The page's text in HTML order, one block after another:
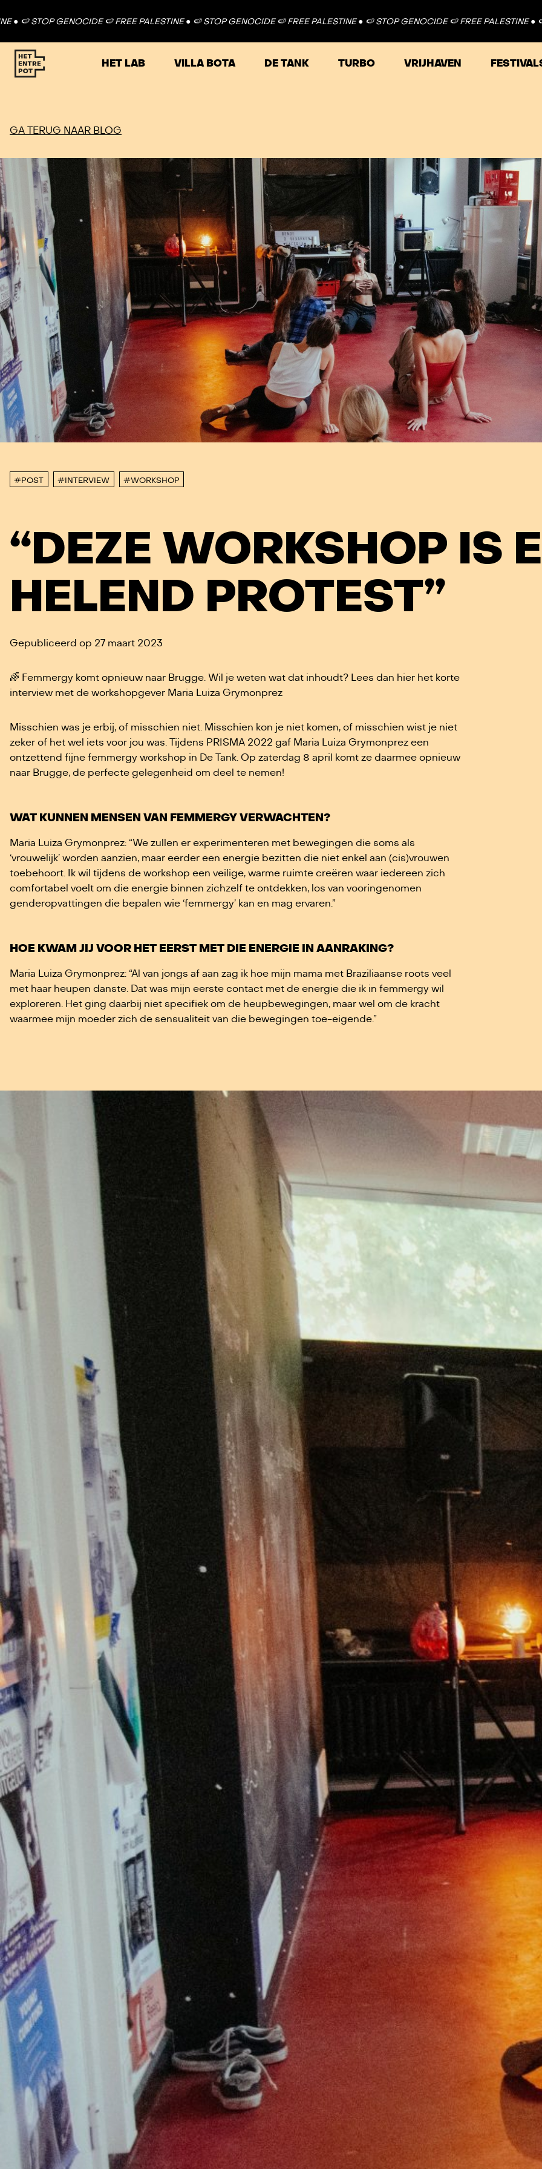
🍉 FREE PALESTINE ● 🍉 STOP GENOCIDE 🍉 FREE PALESTINE ● 🍉 STOP GENOCIDE 🍉 FREE PALESTINE ● 🍉 STOP GENOCIDE
HET LAB VILLA BOTA DE TANK TURBO VRIJHAVEN
GA TERUG NAAR BLOG
#POST #INTERVIEW #WORKSHOP
“DEZE WORKSHOP IS
HELEND PROTEST”
Gepubliceerd op 27 maart 2023
🌈 Femmergy komt opnieuw naar Brugge. Wil je weten wat dat inhoudt? Lees dan hier het korte
interview met de workshopgever Maria Luiza Grymonprez
Misschien was je erbij, of misschien niet. Misschien kon je niet komen, of misschien wist je niet
zeker of het wel iets voor jou was. Tijdens PRISMA 2022 gaf Maria Luiza Grymonprez een
ontzettend fijne femmergy workshop in De Tank. Op zaterdag 8 april komt ze daarmee opnieuw
naar Brugge, de perfecte gelegenheid om deel te nemen!
WAT KUNNEN MENSEN VAN FEMMERGY VERWACHTEN?
Maria Luiza Grymonprez: “We zullen er experimenteren met bewegingen die soms als
‘vrouwelijk’ worden aanzien, maar eerder een energie bezitten die niet enkel aan (cis)vrouwen
toebehoort. Ik wil tijdens de workshop een veilige, warme ruimte creëren waar iedereen zich
comfortabel voelt om die energie binnen zichzelf te ontdekken, los van vooringenomen
genderopvattingen die bepalen wie ‘femmergy’ kan en mag ervaren.”
HOE KWAM JIJ VOOR HET EERST MET DIE ENERGIE IN AANRAKING?
Maria Luiza Grymonprez: “Al van jongs af aan zag ik hoe mijn mama met Braziliaanse roots veel
met haar heupen danste. Dat was mijn eerste contact met de energie die ik in femmergy wil
exploreren. Het ging daarbij niet specifiek om de heupbewegingen, maar wel om de kracht
waarmee mijn moeder zich de sensualiteit van die bewegingen toe-eigende.”